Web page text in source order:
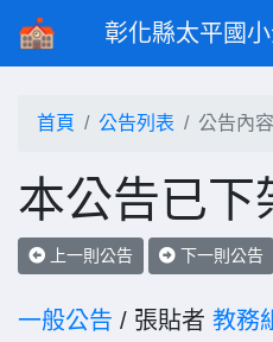
彰化縣太平國
首頁 公告列表 公告內容
本公告已下
上一則公告 下一則公告
一般公告 / 張貼者 教務